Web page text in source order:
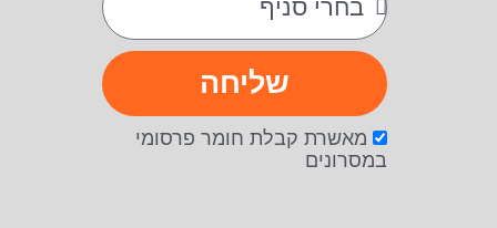
מאשרת קבלת חומר פרסומי
במסרונים
שליחה